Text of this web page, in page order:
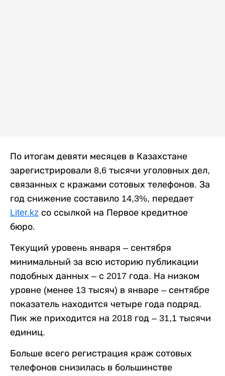
По итогам девяти месяцев в Казахстане
зарегистрировали 8,6 тысячи уголовных дел,
связанных с кражами сотовых телефонов. За
год снижение составило 14,3%, передает
Liter.kz со ссылкой на Первое кредитное
бюро.
Текущий уровень января – сентября
минимальный за всю историю публикации
подобных данных – с 2017 года. На низком
уровне (менее 13 тысяч) в январе – сентябре
показатель находится четыре года подряд.
Пик же приходится на 2018 год – 31,1 тысячи
единиц.
Больше всего регистрация краж сотовых
телефонов снизилась в большинстве